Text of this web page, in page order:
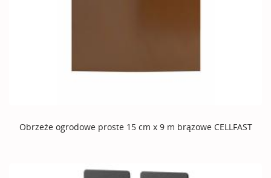
Obrzeże ogrodowe proste 15 cm x 9 m brązowe CELLFAST